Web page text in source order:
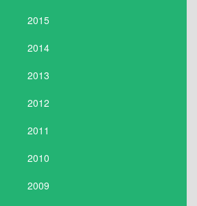
2015
2014
2013
2012
2011
2010
2009